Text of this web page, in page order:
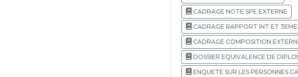
CADRAGE NOTE SPE EXTERNE
CADRAGE RAPPORT INT ET
CADRAGE COMPOSITION
DOSSIER EQUIVALENCE DE
ENQUETE SUR LES PERSONNES